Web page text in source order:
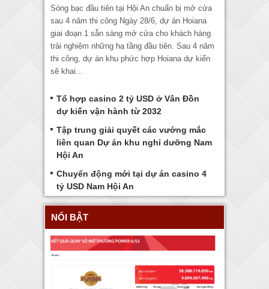
Sòng bạc đầu tiên tại Hội An chuẩn bị mở cửa
sau 4 năm thi công Ngày 28/6, dự án Hoiana
giai đoạn 1 sẵn sàng mở cửa cho khách hàng
trải nghiệm những hạ tầng đầu tiên. Sau 4 năm
thi công, dự án khu phức hợp Hoiana dự kiến
sẽ khai...
Tổ hợp casino 2 tỷ USD ở Vân Đồn
dự kiến vận hành từ 2032
Tập trung giải quyết các vướng mắc
liên quan Dự án khu nghỉ dưỡng Nam
Hội An
Chuyển động mới tại dự án casino 4
tỷ USD Nam Hội An
NỔI BẬT